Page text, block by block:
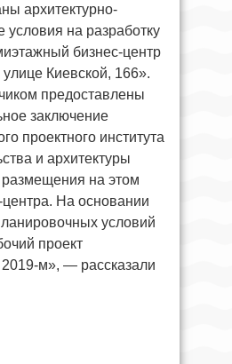
архитектурно-
условия на разработку
бизнес-центр
улице Киевской, 166».
предоставлены
заключение
проектного института
и архитектуры
на этом
центра. На основании
условий
проект
2019-м», — рассказали